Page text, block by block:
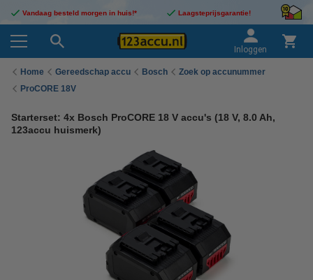
Vandaag besteld morgen in huis!* Laagsteprijsgarantie!
Inloggen
Home Gereedschap accu Bosch
Zoek op accunummer
ProCORE 18V
Starterset: 4x Bosch ProCORE 18 V accu's (18 V, 8.0 Ah,
123accu huismerk)